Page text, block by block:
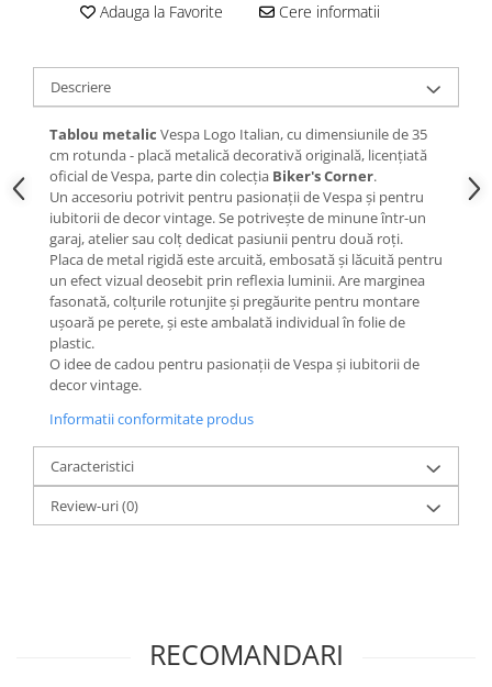
Adauga la Favorite Cere informatii
Descriere
Tablou metalic Vespa Logo Italian, cu dimensiunile de 35
cm rotunda - placă metalică decorativă originală, licențiată
oficial de Vespa, parte din colecția Biker's Corner.
Un accesoriu potrivit pentru pasionații de Vespa și pentru
iubitorii de decor vintage. Se potrivește de minune într-un
garaj, atelier sau colț dedicat pasiunii pentru două roți.
Placa de metal rigidă este arcuită, embosată și lăcuită pentru
un efect vizual deosebit prin reflexia luminii. Are marginea
fasonată, colțurile rotunjite și pregăurite pentru montare
ușoară pe perete, și este ambalată individual în folie de
plastic.
O idee de cadou pentru pasionații de Vespa și iubitorii de
decor vintage.
Informatii conformitate produs
Caracteristici
Review-uri(0)
RECOMANDARI